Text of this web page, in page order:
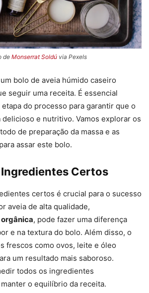
de Monserrat Soldúvia Pexels
bolo de aveia húmido caseiro
seguir uma receita. É essencial
do processo para garantir que o
e nutritivo. Vamos explorar os
de preparação da massa e as
assar este bolo.
Certos
certos é crucial para o sucesso
aveia de alta qualidade,
orgânica, pode fazer uma diferença
e na textura do bolo. Além disso, o
frescos como ovos, leite e óleo
um resultado mais saboroso.
todos os ingredientes
o equilíbrio da receita.